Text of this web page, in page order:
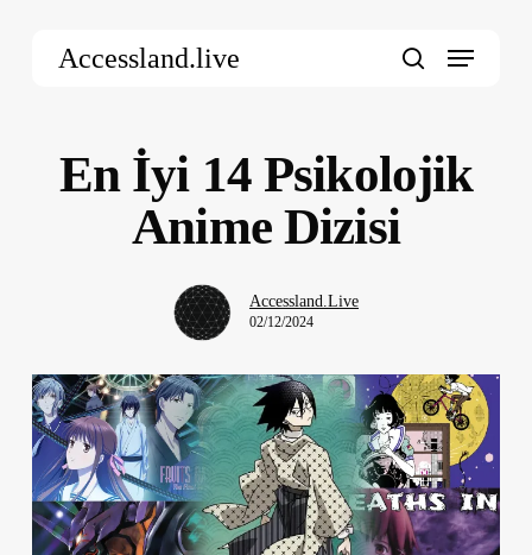
Accessland.live Menu
En İyi 14 Psikolojik
Anime Dizisi
Accessland.Live
02/12/2024